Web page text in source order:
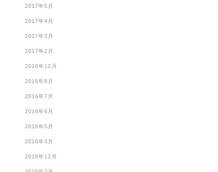
2017年5月
2017年4月
2017年3月
2017年2月
2016年12月
2016年8月
2016年7月
2016年6月
2016年5月
2016年3月
2015年12月